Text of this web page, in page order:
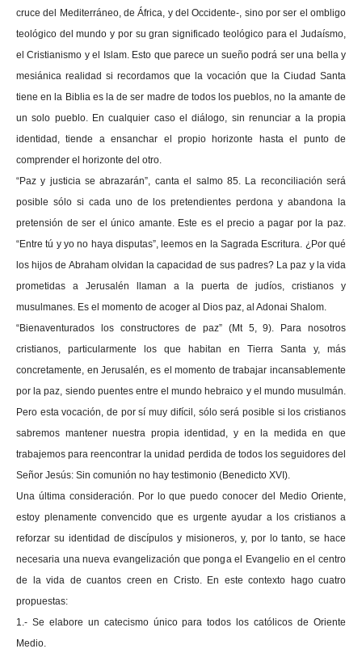
cruce del Mediterráneo, de África, y del Occidente-, sino por ser el ombligo
teológico del mundo y por su gran significado teológico para el Judaísmo,
el Cristianismo y el Islam. Esto que parece un sueño podrá ser una bella y
mesiánica realidad si recordamos que la vocación que la Ciudad Santa
tiene en la Biblia es la de ser madre de todos los pueblos, no la amante de
un solo pueblo. En cualquier caso el diálogo, sin renunciar a la propia
identidad, tiende a ensanchar el propio horizonte hasta el punto de
comprender el horizonte del otro.
“Paz y justicia se abrazarán”, canta el salmo 85. La reconciliación será
posible sólo si cada uno de los pretendientes perdona y abandona la
pretensión de ser el único amante. Este es el precio a pagar por la paz.
“Entre tú y yo no haya disputas”, leemos en la Sagrada Escritura. ¿Por qué
los hijos de Abraham olvidan la capacidad de sus padres? La paz y la vida
prometidas a Jerusalén llaman a la puerta de judíos, cristianos y
musulmanes. Es el momento de acoger al Dios paz, al Adonai Shalom.
“Bienaventurados los constructores de paz” (Mt 5, 9). Para nosotros
cristianos, particularmente los que habitan en Tierra Santa y, más
concretamente, en Jerusalén, es el momento de trabajar incansablemente
por la paz, siendo puentes entre el mundo hebraico y el mundo musulmán.
Pero esta vocación, de por sí muy difícil, sólo será posible si los cristianos
sabremos mantener nuestra propia identidad, y en la medida en que
trabajemos para reencontrar la unidad perdida de todos los seguidores del
Señor Jesús: Sin comunión no hay testimonio (Benedicto XVI).
Una última consideración. Por lo que puedo conocer del Medio Oriente,
estoy plenamente convencido que es urgente ayudar a los cristianos a
reforzar su identidad de discípulos y misioneros, y, por lo tanto, se hace
necesaria una nueva evangelización que ponga el Evangelio en el centro
de la vida de cuantos creen en Cristo. En este contexto hago cuatro
propuestas:
1.- Se elabore un catecismo único para todos los católicos de Oriente
Medio.